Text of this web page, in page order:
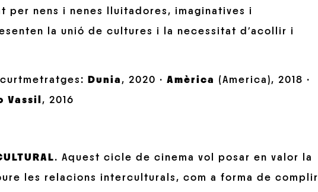
per nens i nenes lluitadores, imaginatives i
la unió de cultures i la necessitat d’acollir i
Dunia , 2020 · Amèrica (America), 2018 ·
Vassil , 2016
. Aquest cicle de cinema vol posar en valor la
les relacions interculturals, com a forma de complir